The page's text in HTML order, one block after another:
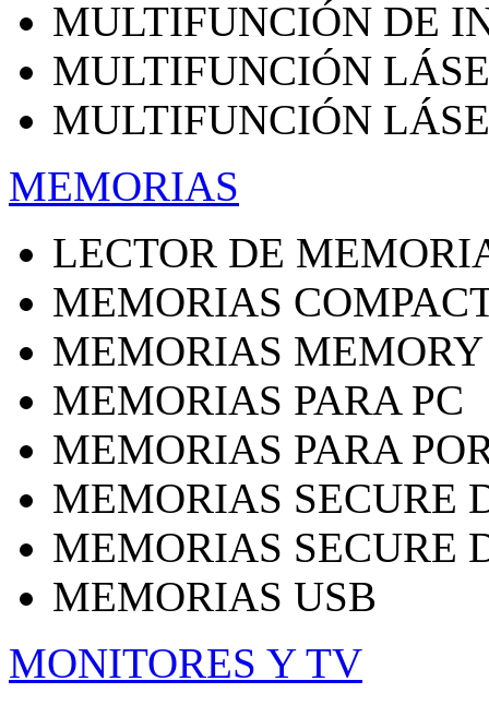
MULTIFUNCIÓN DE
MULTIFUNCIÓN
MULTIFUNCIÓN
MEMORIAS
LECTOR DE
MEMORIAS
MEMORIAS
MEMORIAS PARA PC
MEMORIAS PARA
MEMORIAS SECURE
MEMORIAS SECURE
MEMORIAS USB
MONITORES Y TV